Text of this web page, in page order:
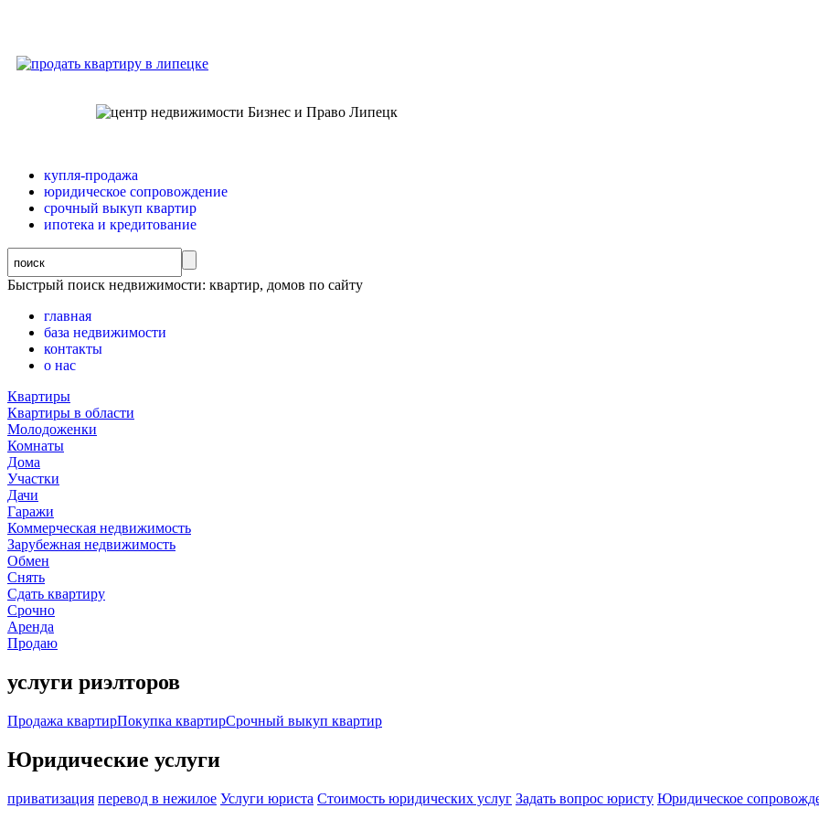
купля-продажа
юридическое сопровождение
срочный выкуп квартир
ипотека и кредитование
Быстрый поиск недвижимости: квартир, домов по сайту
главная
база недвижимости
контакты
о нас
Квартиры
Квартиры в области
Молодоженки
Комнаты
Дома
Участки
Дачи
Гаражи
Коммерческая недвижимость
Зарубежная недвижимость
Обмен
Снять
Сдать квартиру
Срочно
Аренда
Продаю
услуги риэлторов
Продажа квартирПокупка квартирСрочный выкуп квартир
Юридические услуги
приватизация перевод в нежилое Услуги юриста Стоимость юридических услуг Задать вопрос юристу Юридическое